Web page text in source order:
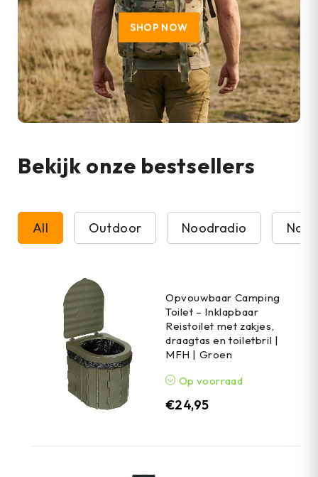
SHOP NOW
Bekijk onze bestsellers
All Outdoor Noodradio
Opvouwbaar Camping
Toilet – Inklapbaar
Reistoilet met zakjes,
draagtas en toiletbril |
MFH | Groen
Op voorraad
€24,95